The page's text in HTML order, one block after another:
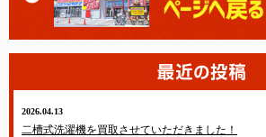
2026.04.13
二槽式洗濯機を買取させていただきました！